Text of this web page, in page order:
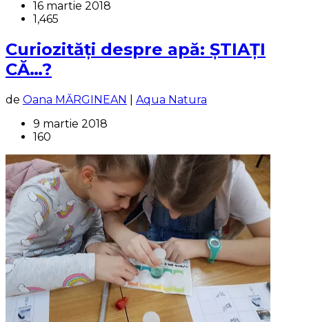
16 martie 2018
1,465
Curiozități despre apă: ȘTIAȚI
CĂ…?
de Oana MĂRGINEAN
Aqua Natura
9 martie 2018
160